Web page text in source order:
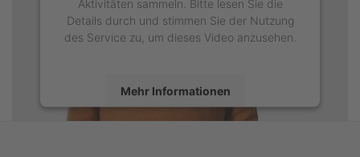
Aktivitäten sammeln. Bitte lesen Sie die
Details durch und stimmen Sie der Nutzung
des Service zu, um dieses Video anzusehen.
Mehr Informationen